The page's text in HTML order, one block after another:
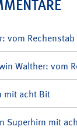
vom
Walther: vom
mit acht Bit
Superhirn mit